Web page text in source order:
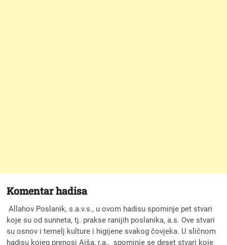
Komentar hadisa
Allahov Poslanik, s.a.v.s., u ovom hadisu spominje pet stvari
koje su od sunneta, tj. prakse ranijih poslanika, a.s. Ove stvari
su osnov i temelj kulture i higijene svakog čovjeka. U sličnom
hadisu kojeg prenosi Aiša, r.a., spominje se deset stvari koje